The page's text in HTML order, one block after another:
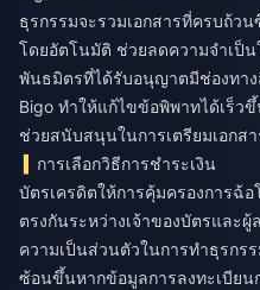
ธุรกรรมจะรวมเอกสารที่ครบถ้ว
โดยอัตโนมัติ ช่วยลดความจำเป็
พันธมิตรที่ได้รับอนุญาตมีช่องทา
Bigo ทำให้แก้ไขข้อพิพาทได้เร็ว
ช่วยสนับสนุนในการเตรียมเอกส
การเลือกวิธีการชำระเงิน
บัตรเครดิตให้การคุ้มครองการฉ้
ตรงกันระหว่างเจ้าของบัตรและ
ความเป็นส่วนตัวในการทำธุรกร
ซ้อนขึ้นหากข้อมูลการลงทะเบียน